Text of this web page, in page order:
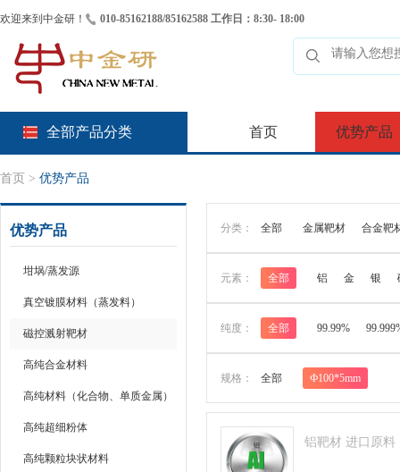
欢迎来到中金研！ 010-85162188/85162588 工作日：8:30- 18:00
全部产品分类 首页 优势产品
首页 > 优势产品
优势产品
坩埚/蒸发源
真空镀膜材料（蒸发料）
磁控溅射靶材
高纯合金材料
高纯材料（化合物、单质金属）
高纯超细粉体
高纯颗粒块状材料
分类： 全部 金属靶材 合金靶
元素： 全部 铝 金 银
纯度： 全部 99.99%
规格： 全部 Ф100*5mm
铝靶材 进口原料